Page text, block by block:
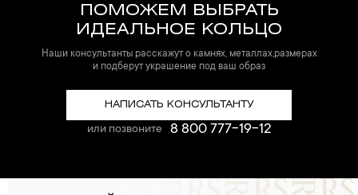
ПОМОЖЕМ ВЫБРАТЬ
ИДЕАЛЬНОЕ КОЛЬЦО
Наши консультанты расскажут о камнях, металлах,размерах
и подберут украшение под ваш образ
НАПИСАТЬ КОНСУЛЬТАНТУ
или позвоните 8 800 777-19-12